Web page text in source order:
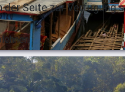
der Seite zur Verfügung